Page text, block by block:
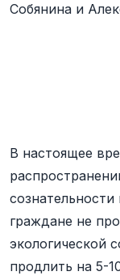
Собянина и
В настоящее
граждане не
экологической
продлить на 5-